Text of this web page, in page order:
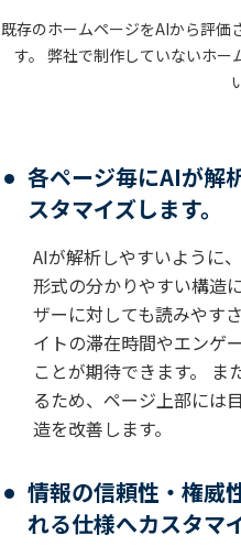
既存のホームページをAIから評価
す。 弊社で制作していないホー
各ページ毎にAIが解
スタマイズします。
AIが解析しやすいように
形式の分かりやすい構造
ザーに対しても読みやす
イトの滞在時間やエンゲ
ことが期待できます。 ま
るため、ページ上部には
造を改善します。
情報の信頼性・権威
れる仕様へカスタマ